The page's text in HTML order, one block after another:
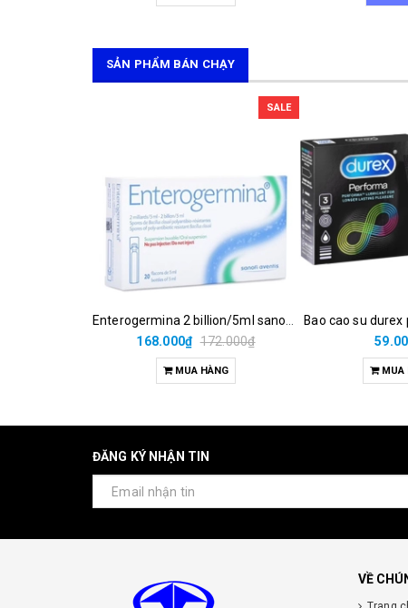
SẢN PHẨM BÁN CHẠY
SALE
168.000₫ 172.000₫
MUA HÀNG
Bao cao su
MUA
ĐĂNG KÝ NHẬN TIN
VỀ